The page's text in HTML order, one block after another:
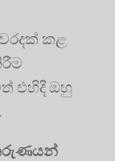
කළ
එහිදී ඔහු
තරුණයන්